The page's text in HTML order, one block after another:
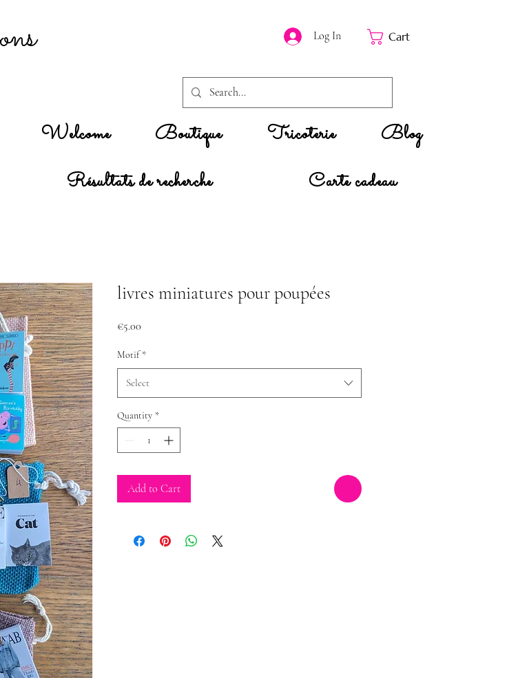
Log In Cart
Welcome Boutique Tricoterie
Blog
Résultats de recherche
Carte cadeau
livres miniatures pour poupées
€5.00
Motif *
Select
Quantity *
Add to Cart